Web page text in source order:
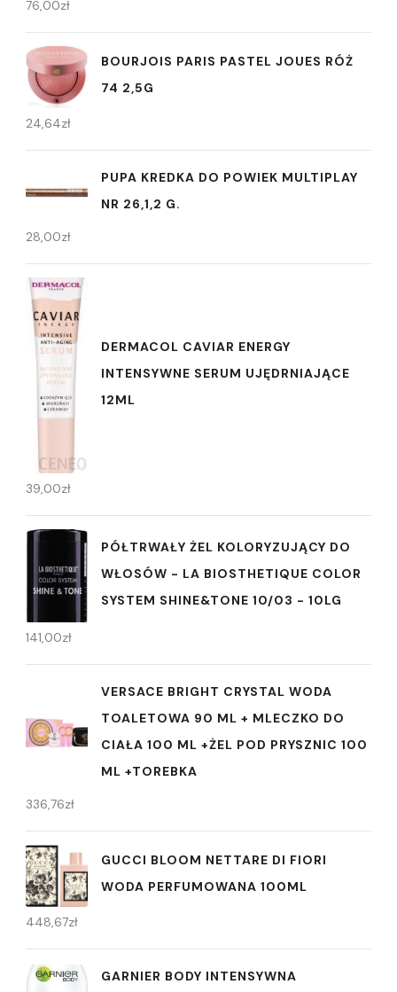
76,00zł
BOURJOIS PARIS PASTEL JOUES RÓŻ
74 2,5G
24,64zł
PUPA KREDKA DO POWIEK MULTIPLAY
NR 26,1,2 G.
28,00zł
DERMACOL CAVIAR ENERGY
INTENSYWNE SERUM UJĘDRNIAJĄCE
12ML
39,00zł
PÓŁTRWAŁY ŻEL KOLORYZUJĄCY DO
WŁOSÓW - LA BIOSTHETIQUE COLOR
SYSTEM SHINE&TONE 10/03 - 10LG
141,00zł
VERSACE BRIGHT CRYSTAL WODA
TOALETOWA 90 ML + MLECZKO DO
CIAŁA 100 ML +ŻEL POD PRYSZNIC 100
ML +TOREBKA
336,76zł
GUCCI BLOOM NETTARE DI FIORI
WODA PERFUMOWANA 100ML
448,67zł
GARNIER BODY INTENSYWNA